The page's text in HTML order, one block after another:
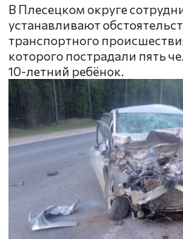
В Плесецком округе
устанавливают
транспортного
которого пострадали пять
10-летний ребёнок.